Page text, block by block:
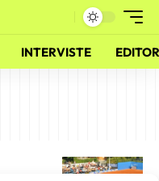
INTERVISTE